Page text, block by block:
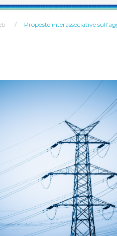
Proposte interassociative
alla
di Industrial...
delle